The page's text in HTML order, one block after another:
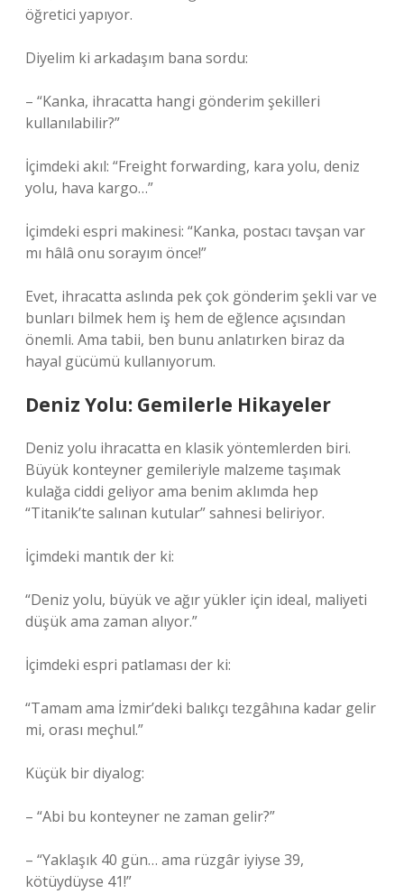
öğretici yapıyor.
Diyelim ki arkadaşım bana sordu:
– “Kanka, ihracatta hangi gönderim şekilleri
kullanılabilir?”
İçimdeki akıl: “Freight forwarding, kara yolu, deniz
yolu, hava kargo…”
İçimdeki espri makinesi: “Kanka, postacı tavşan var
mı hâlâ onu sorayım önce!”
Evet, ihracatta aslında pek çok gönderim şekli var ve
bunları bilmek hem iş hem de eğlence açısından
önemli. Ama tabii, ben bunu anlatırken biraz da
hayal gücümü kullanıyorum.
Deniz Yolu: Gemilerle Hikayeler
Deniz yolu ihracatta en klasik yöntemlerden biri.
Büyük konteyner gemileriyle malzeme taşımak
kulağa ciddi geliyor ama benim aklımda hep
“Titanik’te salınan kutular” sahnesi beliriyor.
İçimdeki mantık der ki:
“Deniz yolu, büyük ve ağır yükler için ideal, maliyeti
düşük ama zaman alıyor.”
İçimdeki espri patlaması der ki:
“Tamam ama İzmir’deki balıkçı tezgâhına kadar gelir
mi, orası meçhul.”
Küçük bir diyalog:
– “Abi bu konteyner ne zaman gelir?”
– “Yaklaşık 40 gün… ama rüzgâr iyiyse 39,
kötüydüyse 41!”